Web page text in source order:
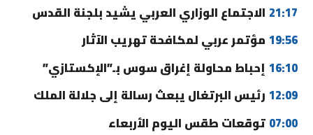
21:17 الاجتماع الوزاري العربي يشيد بلجنة القدس
19:56 مؤتمر عربي لمكافحة تهريب الآثار
16:10 إحباط محاولة إغراق سوس بـ”الإكستازي”
12:09 رئيس البرتغال يبعث رسالة إلى جلالة الملك
07:00 توقعات طقس اليوم الأربعاء